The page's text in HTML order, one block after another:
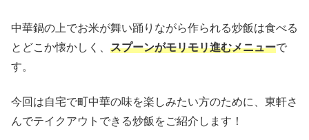
中華鍋の上でお米が舞い踊りながら作られる炒飯は食べる
とどこか懐かしく、 スプーンがモリモリ進むメニューで
す。
今回は自宅で町中華の味を楽しみたい方のために、東軒さ
んでテイクアウトできる炒飯をご紹介します！